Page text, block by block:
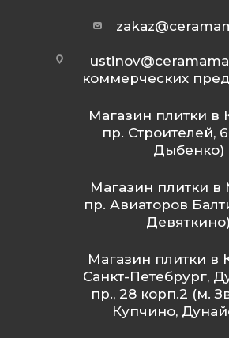
коммерческих
Магазин плитки в
пр. Строителей,
Дыбенко)
Магазин плитки в
пр. Авиаторов
Девяткино)
Магазин плитки в
Санкт-Петебрург,
пр., 28 корп.2 (м.
Купчино,